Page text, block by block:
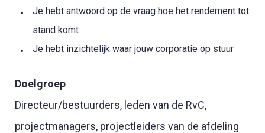
Je hebt antwoord op de vraag hoe het rendement tot
stand komt
Je hebt inzichtelijk waar jouw corporatie op stuur
Doelgroep
Directeur/bestuurders, leden van de RvC,
projectmanagers, projectleiders van de afdeling